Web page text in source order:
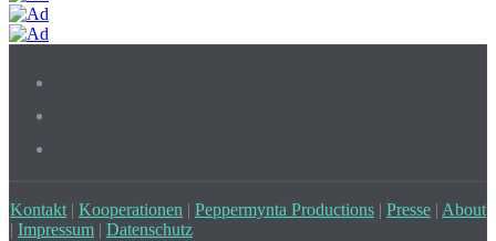
Kontakt | Kooperationen | Peppermynta Productions | Presse | About
| Impressum | Datenschutz